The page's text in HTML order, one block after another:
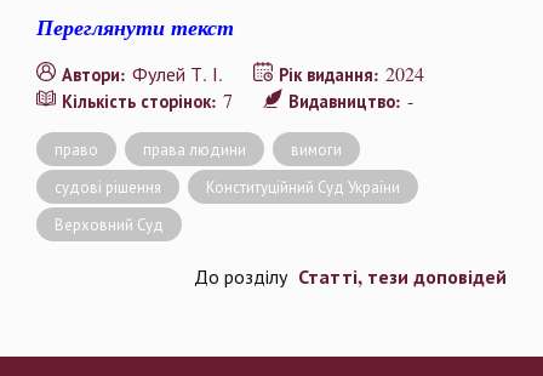
Переглянути текст
Автори: Фулей Т. І. Рік видання: 2024
Кількість сторінок: 7 Видавництво: -
право права людини
вимоги
судові рішення
Конституційний Суд України
Верховний Суд
До розділу Статті, тези доповідей